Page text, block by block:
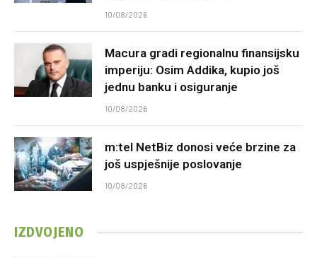
10/08/2026
Macura gradi regionalnu finansijsku
imperiju: Osim Addika, kupio još
jednu banku i osiguranje
10/08/2026
m:tel NetBiz donosi veće brzine za
još uspješnije poslovanje
10/08/2026
IZDVOJENO